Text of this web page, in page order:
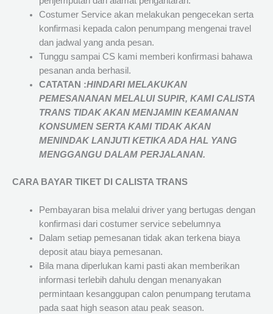
Costumer Service akan melakukan pengecekan serta
konfirmasi kepada calon penumpang mengenai travel
dan jadwal yang anda pesan.
Tunggu sampai CS kami memberi konfirmasi bahawa
pesanan anda berhasil.
CATATAN :HINDARI MELAKUKAN
PEMESANANAN MELALUI SUPIR, KAMICALISTA
TRANSTIDAK AKAN MENJAMINKEAMANAN
KONSUMEN SERTA KAMI TIDAK AKAN
MENINDAK LANJUTI KETIKA ADA HAL YANG
MENGGANGU DALAM PERJALANAN.
CARA BAYAR TIKET DI CALISTA TRANS
Pembayaran bisa melalui driver yang bertugas dengan
konfirmasi dari costumer service sebelumnya
Dalam setiap pemesanan tidak akan terkena biaya
deposit atau biaya pemesanan.
Bila mana diperlukan kami pasti akan memberikan
informasi terlebih dahulu dengan menanyakan
permintaan kesanggupan calon penumpang terutama
pada saat high season atau peak season.